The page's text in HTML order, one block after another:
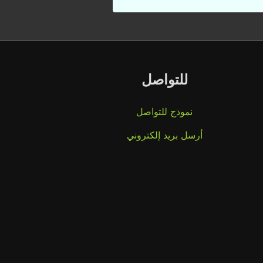
للتواصل
نموذج للتواصل
أرسل بريد إلكتروني